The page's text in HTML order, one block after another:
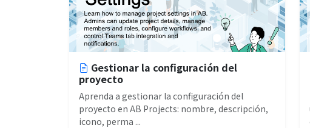
Gestionar la configuración del
proyecto
Aprenda a gestionar la configuración del
proyecto en AB Projects: nombre, descripción,
icono, perma ...